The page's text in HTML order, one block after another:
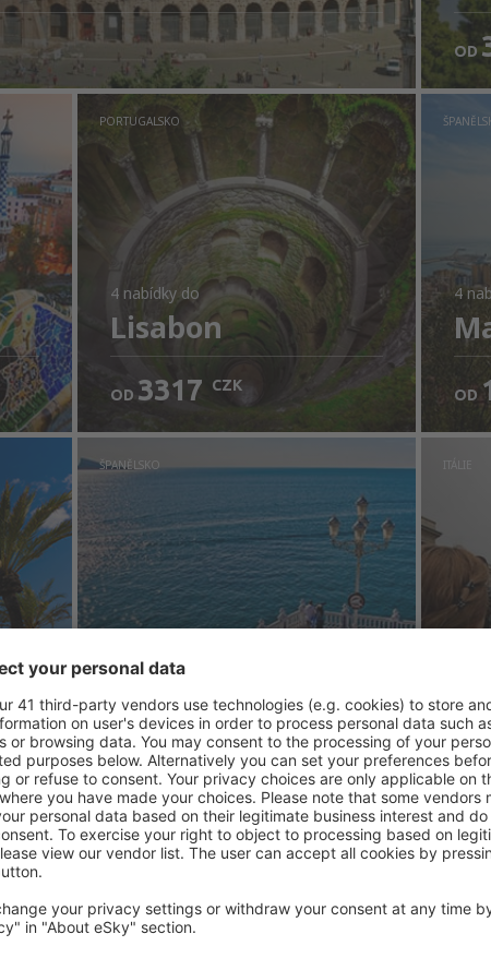
OD
PORTUGALSKO
4 nabídky do
Lisabon
OD 3317 CZK
4
OD
ŠPANĚLSKO
Alicante
OD 1768 CZK
ITÁLIE
OD
Ukaž více akcí
Začátek strany